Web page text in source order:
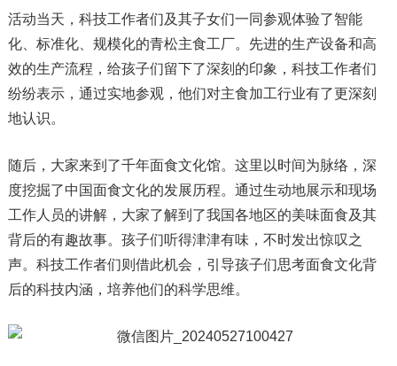
活动当天，科技工作者们及其子女们一同参观体验了智能
化、标准化、规模化的青松主食工厂。先进的生产设备和高
效的生产流程，给孩子们留下了深刻的印象，科技工作者们
纷纷表示，通过实地参观，他们对主食加工行业有了更深刻
地认识。
随后，大家来到了千年面食文化馆。这里以时间为脉络，深
度挖掘了中国面食文化的发展历程。通过生动地展示和现场
工作人员的讲解，大家了解到了我国各地区的美味面食及其
背后的有趣故事。孩子们听得津津有味，不时发出惊叹之
声。科技工作者们则借此机会，引导孩子们思考面食文化背
后的科技内涵，培养他们的科学思维。